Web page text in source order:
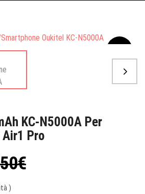
KC-N5000A Per
Pro
)